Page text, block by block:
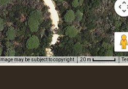
Image may be subject to copyright 20 m